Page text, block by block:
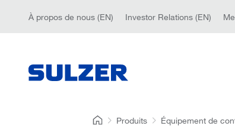
À propos de nous (EN) Investor Relations (EN)
Produits Équipement de